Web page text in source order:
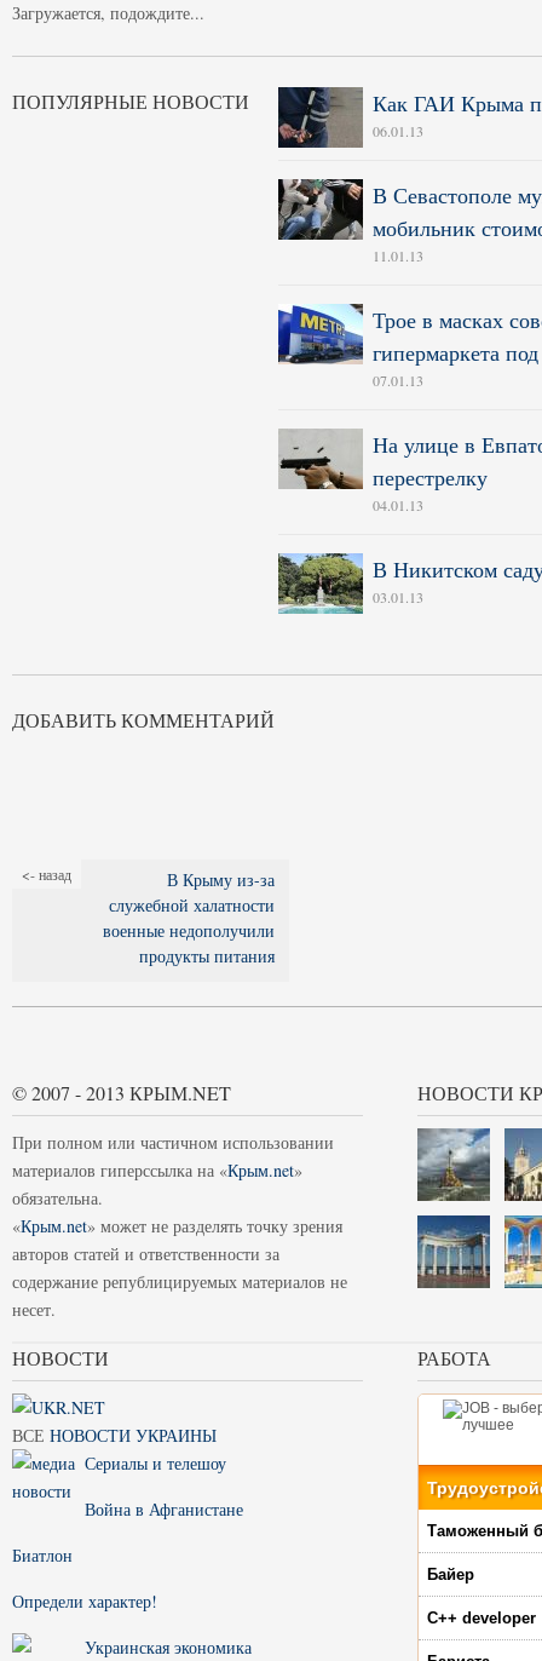
Загружается, подождите...
ПОПУЛЯРНЫЕ НОВОСТИ Как ГАИ Крыма
06.01.13
В Севастополе
мобильник
11.01.13
Трое в масках
гипермаркета
07.01.13
На улице в
перестрелку
04.01.13
В Никитском
03.01.13
ДОБАВИТЬ КОММЕНТАРИЙ
<- назад
В Крыму из-за
служебной халатности
военные недополучили
продукты питания
© 2007 - 2013 КРЫМ.NET
При полном или частичном использовании
материалов гиперссылка на «Крым.net»
обязательна.
«Крым.net» может не разделять точку зрения
авторов статей и ответственности за
содержание републицируемых материалов не
несет.
НОВОСТИ
НОВОСТИ
ВСЕ НОВОСТИ УКРАИНЫ
Сериалы и телешоу
Война в Афганистане
Биатлон
Определи характер!
Украинская экономика
РАБОТА
Таможенный
Байер
C++ developer